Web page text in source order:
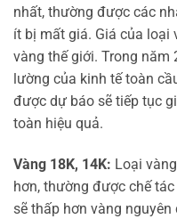
nhất, thường được các
ít bị mất giá. Giá của loại
vàng thế giới. Trong năm
lường của kinh tế toàn
được dự báo sẽ tiếp tục
toàn hiệu quả.
Vàng 18K, 14K: Loại
hơn, thường được chế
sẽ thấp hơn vàng